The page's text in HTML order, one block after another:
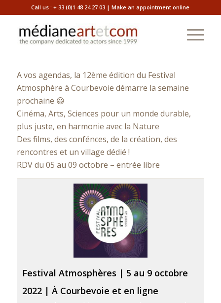
Call us :+ 33 (0)1 48 24 27 03 |Make an appointment online
Festival Atmosphere
A vos agendas, la 12ème édition du Festival
Atmosphère à Courbevoie démarre la semaine
prochaine 😃
Cinéma, Arts, Sciences pour un monde durable,
plus juste, en harmonie avec la Nature
Des films, des confénces, de la création, des
rencontres et un village dédié !
RDV du 05 au 09 octobre – entrée libre
Festival Atmosphères | 5 au 9 octobre
2022 | À Courbevoie et en ligne